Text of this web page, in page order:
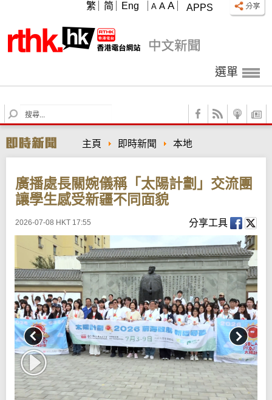
APPS
A A A
繁 简 Eng
選單
S
e
r
c
主頁 即時新聞 本地
廣播處長關婉儀稱「太陽計劃」交流團
讓學生感受新疆不同面貌
2026-07-08 HKT 17:55 分享工具